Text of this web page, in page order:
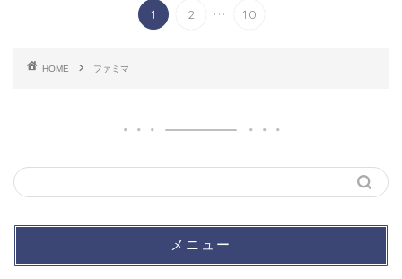
1 2 ... 10
HOME ファミマ
メニュー